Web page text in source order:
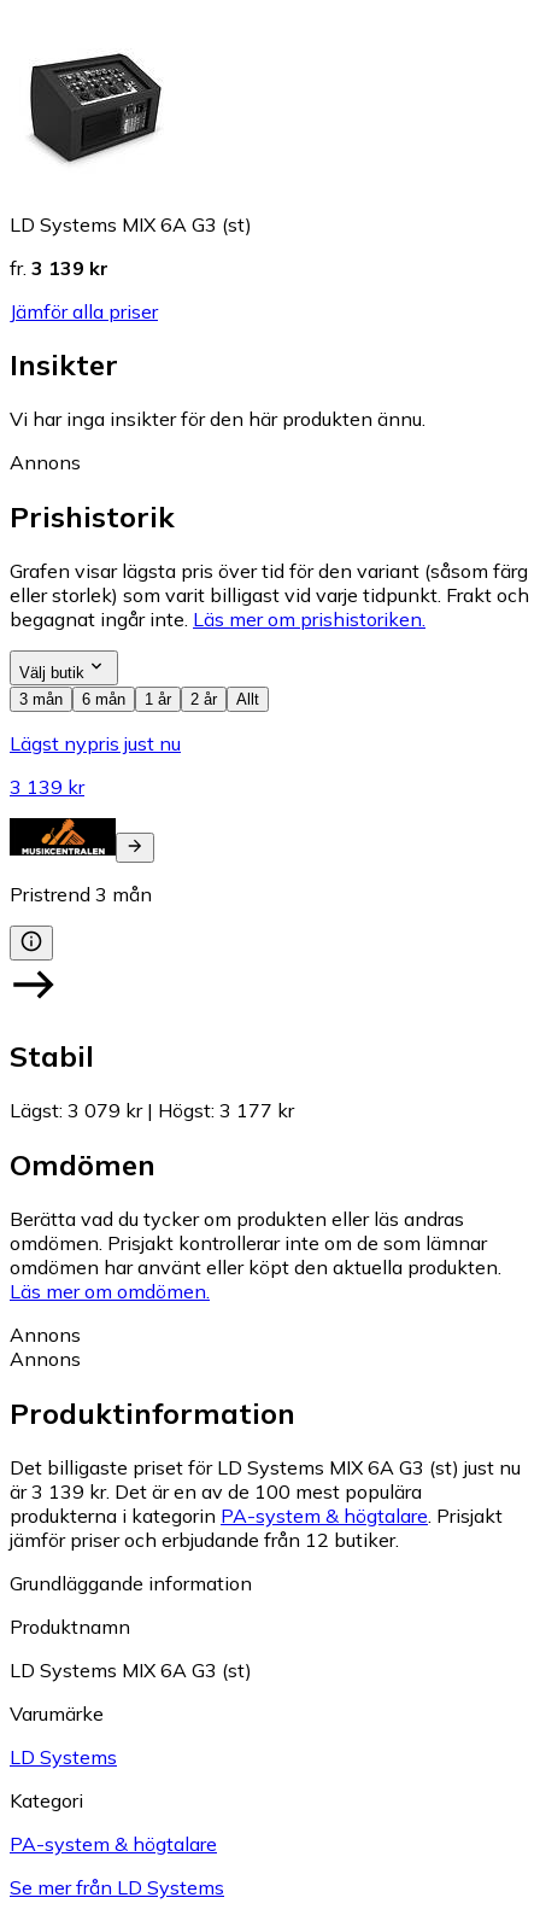
LD Systems MIX 6A G3 (st)
fr. 3 139 kr
Jämför alla priser
Insikter
Vi har inga insikter för den här produkten ännu.
Annons
Prishistorik
Grafen visar lägsta pris över tid för den variant (såsom färg
eller storlek) som varit billigast vid varje tidpunkt. Frakt och
begagnat ingår inte. Läs mer om prishistoriken.
Välj butik
3 mån
6 mån 1 år 2 år Allt
Lägst nypris just nu
3 139 kr
Pristrend 3 mån
Stabil
Lägst: 3 079 kr| Högst: 3 177 kr
Omdömen
Berätta vad du tycker om produkten eller läs andras
omdömen. Prisjakt kontrollerar inte om de som lämnar
omdömen har använt eller köpt den aktuella produkten.
Läs mer om omdömen.
Annons
Annons
Produktinformation
Det billigaste priset för LD Systems MIX 6A G3 (st) just nu
är 3 139 kr. Det är en av de 100 mest populära
produkterna i kategorin PA-system & högtalare Prisjakt
jämför priser och erbjudande från 12 butiker.
Grundläggande information
Produktnamn
LD Systems MIX 6A G3 (st)
Varumärke
LD Systems
Kategori
PA-system & högtalare
Se mer från LD Systems